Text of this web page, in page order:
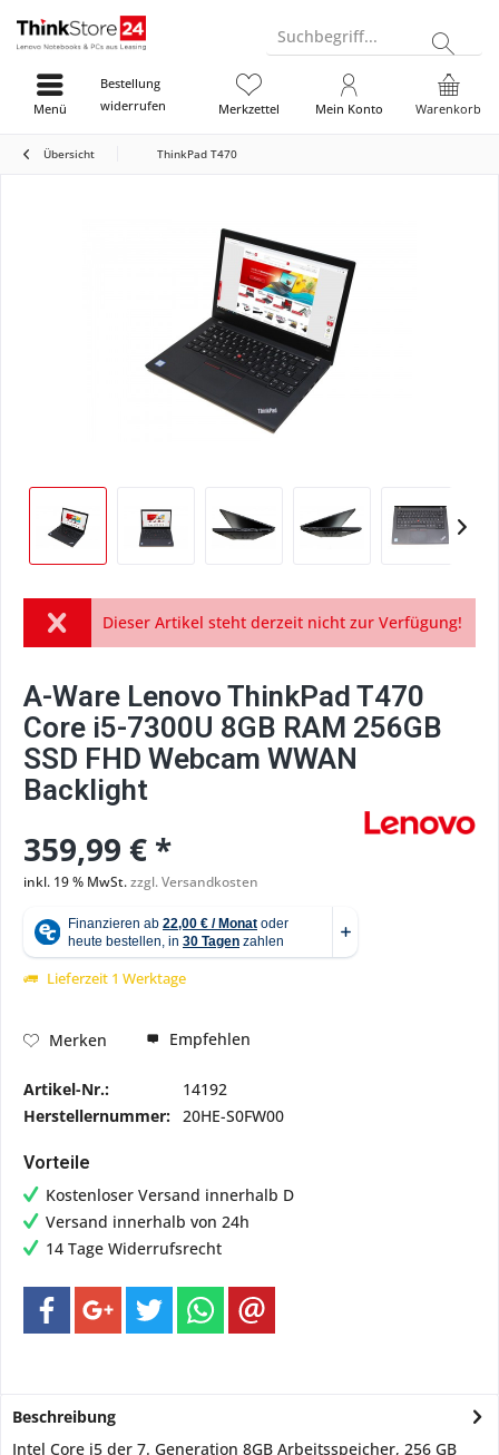
Suchbegriff...
Bestellung
widerrufen
Warenkorb
Merkzettel Mein Konto
Menü
Übersicht ThinkPad T470
Dieser Artikel steht derzeit nicht zur Verfügung!
A-Ware Lenovo ThinkPad T470
Core i5-7300U 8GB RAM 256GB
SSD FHD Webcam WWAN
Backlight
359,99 € *
inkl. 19 % MwSt.zzgl. Versandkosten
Lieferzeit 1 Werktage
Merken Empfehlen
Artikel-Nr.:
14192
Herstellernummer: 20HE-S0FW00
Vorteile
Kostenloser Versand innerhalb D
Versand innerhalb von 24h
14 Tage Widerrufsrecht
Beschreibung
Intel Core i5 der 7. Generation 8GB Arbeitsspeicher, 256 GB